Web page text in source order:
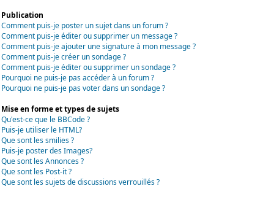
Publication
Comment puis-je poster un sujet dans un forum ?
Comment puis-je éditer ou supprimer un message ?
Comment puis-je ajouter une signature à mon message ?
Comment puis-je créer un sondage ?
Comment puis-je éditer ou supprimer un sondage ?
Pourquoi ne puis-je pas accéder à un forum ?
Pourquoi ne puis-je pas voter dans un sondage ?
Mise en forme et types de sujets
Qu'est-ce que le BBCode ?
Puis-je utiliser le HTML?
Que sont les smilies ?
Puis-je poster des Images?
Que sont les Annonces ?
Que sont les Post-it ?
Que sont les sujets de discussions verrouillés ?